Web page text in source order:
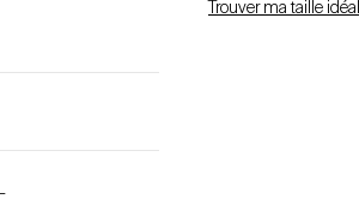
Trouver ma taille